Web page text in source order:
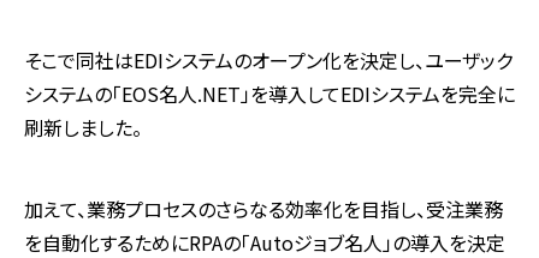
そこで同社はEDIシステムのオープン化を決定し、ユーザック
システムの「EOS名人.NET 」を導入してEDIシステムを完全に
刷新しました。
加えて、業務プロセスのさらなる効率化を目指し、受注業務
を自動化するためにRPAの「Autoジョブ名人」の導入を決定